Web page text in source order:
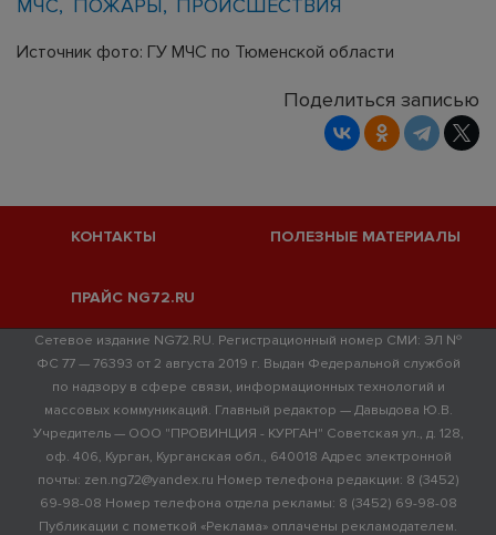
МЧС ПОЖАРЫ ПРОИСШЕСТВИЯ
Источник фото: ГУ МЧС по Тюменской области
Поделиться записью
КОНТАКТЫ ПОЛЕЗНЫЕ МАТЕРИАЛЫ
ПРАЙС NG72.RU
Сетевое издание NG72.RU. Регистрационный номер СМИ: ЭЛ №
ФС 77 — 76393 от 2 августа 2019 г. Выдан Федеральной службой
по надзору в сфере связи, информационных технологий и
массовых коммуникаций. Главный редактор — Давыдова Ю.В.
Учредитель — ООО "ПРОВИНЦИЯ - КУРГАН" Советская ул., д. 128,
оф. 406, Курган, Курганская обл., 640018 Адрес электронной
почты: zen.ng72@yandex.ru Номер телефона редакции: 8 (3452)
69-98-08 Номер телефона отдела рекламы: 8 (3452) 69-98-08
Публикации с пометкой «Реклама» оплачены рекламодателем.